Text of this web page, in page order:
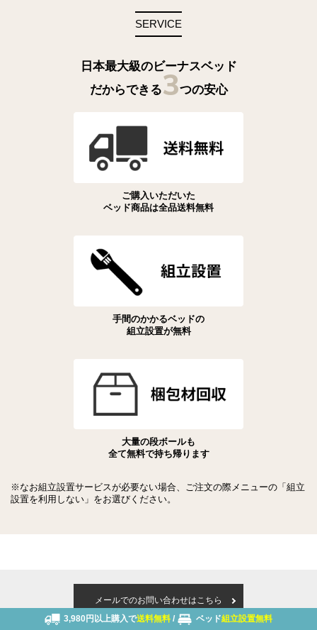
SERVICE
日本最大級のビーナスベッド
だからできる3つの安心
ご購入いただいた
ベッド商品は全品送料無料
手間のかかるベッドの
組立設置が無料
大量の段ボールも
全て無料で持ち帰ります
※なお組立設置サービスが必要ない場合、ご注文の際メニューの「組立
設置を利用しない」をお選びください。
メールでのお問い合わせはこちら
3,980円以上購入で送料無料 / ベッド組立設置無料